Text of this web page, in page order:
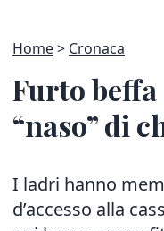
Home Cronaca
Furto
“naso” di
I ladri hanno
d’accesso alla